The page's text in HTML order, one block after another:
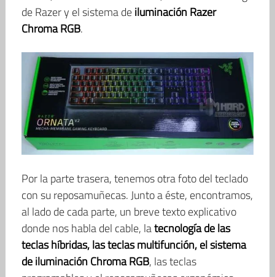
de Razer y el sistema deiluminación Razer
Chroma RGB.
Por la parte trasera, tenemos otra foto del teclado
con su reposamuñecas. Junto a éste, encontramos,
al lado de cada parte, un breve texto explicativo
donde nos habla del cable, latecnología de las
teclas híbridas, las teclas multifunción, el sistema
de iluminación Chroma RGB, las teclas